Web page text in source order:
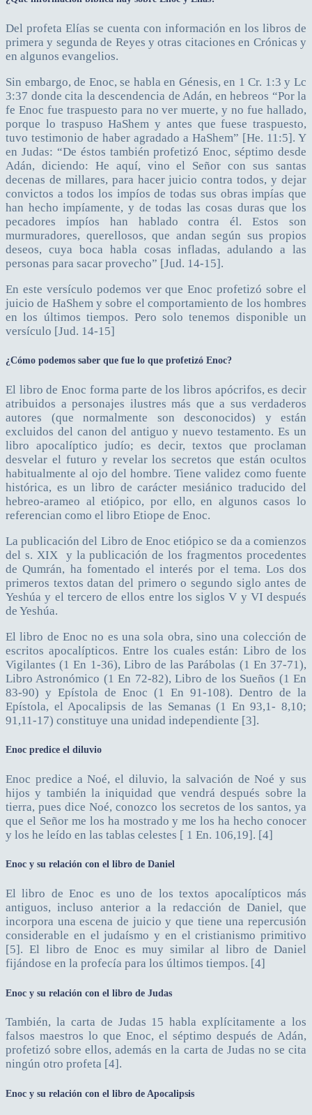
Del profeta Elías se cuenta con información en los libros de
primera y segunda de Reyes y otras citaciones en Crónicas y
en algunos evangelios.
Sin embargo, de Enoc, se habla en Génesis, en 1 Cr. 1:3 y Lc
3:37 donde cita la descendencia de Adán, en hebreos “Por la
fe Enoc fue traspuesto para no ver muerte, y no fue hallado,
porque lo traspuso HaShem y antes que fuese traspuesto,
tuvo testimonio de haber agradado a HaShem” [He. 11:5]. Y
en Judas: “De éstos también profetizó Enoc, séptimo desde
Adán, diciendo: He aquí, vino el Señor con sus santas
decenas de millares, para hacer juicio contra todos, y dejar
convictos a todos los impíos de todas sus obras impías que
han hecho impíamente, y de todas las cosas duras que los
pecadores impíos han hablado contra él. Estos son
murmuradores, querellosos, que andan según sus propios
deseos, cuya boca habla cosas infladas, adulando a las
personas para sacar provecho” [Jud. 14-15].
En este versículo podemos ver que Enoc profetizó sobre el
juicio de HaShem y sobre el comportamiento de los hombres
en los últimos tiempos. Pero solo tenemos disponible un
versículo [Jud. 14-15]
¿Cómo podemos saber que fue lo que profetizó Enoc?
El libro de Enoc forma parte de los libros apócrifos, es decir
atribuidos a personajes ilustres más que a sus verdaderos
autores (que normalmente son desconocidos) y están
excluidos del canon del antiguo y nuevo testamento. Es un
libro apocalíptico judío; es decir, textos que proclaman
desvelar el futuro y revelar los secretos que están ocultos
habitualmente al ojo del hombre. Tiene validez como fuente
histórica, es un libro de carácter mesiánico traducido del
hebreo-arameo al etiópico, por ello, en algunos casos lo
referencian como el libro Etiope de Enoc.
La publicación del Libro de Enoc etiópico se da a comienzos
del s. XIX y la publicación de los fragmentos procedentes
de Qumrán, ha fomentado el interés por el tema. Los dos
primeros textos datan del primero o segundo siglo antes de
Yeshúa y el tercero de ellos entre los siglos V y VI después
de Yeshúa.
El libro de Enoc no es una sola obra, sino una colección de
escritos apocalípticos. Entre los cuales están: Libro de los
Vigilantes (1 En 1-36), Libro de las Parábolas (1 En 37-71),
Libro Astronómico (1 En 72-82), Libro de los Sueños (1 En
83-90) y Epístola de Enoc (1 En 91-108). Dentro de la
Epístola, el Apocalipsis de las Semanas (1 En 93,1- 8,10;
91,11-17) constituye una unidad independiente [3].
Enoc predice el diluvio
Enoc predice a Noé, el diluvio, la salvación de Noé y sus
hijos y también la iniquidad que vendrá después sobre la
tierra, pues dice Noé, conozco los secretos de los santos, ya
que el Señor me los ha mostrado y me los ha hecho conocer
y los he leído en las tablas celestes [ 1 En. 106,19]. [4]
Enoc y su relación con el libro de Daniel
El libro de Enoc es uno de los textos apocalípticos más
antiguos, incluso anterior a la redacción de Daniel, que
incorpora una escena de juicio y que tiene una repercusión
considerable en el judaísmo y en el cristianismo primitivo
[5]. El libro de Enoc es muy similar al libro de Daniel
fijándose en la profecía para los últimos tiempos. [4]
Enoc y su relación con el libro de Judas
También, la carta de Judas 15 habla explícitamente a los
falsos maestros lo que Enoc, el séptimo después de Adán,
profetizó sobre ellos, además en la carta de Judas no se cita
ningún otro profeta [4].
Enoc y su relación con el libro de Apocalipsis